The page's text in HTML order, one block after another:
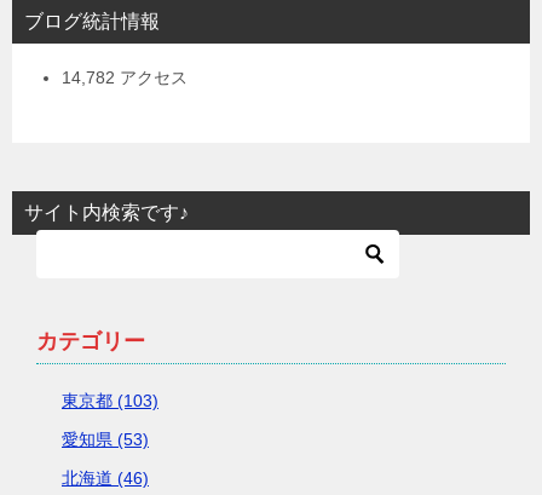
ブログ統計情報
14,782 アクセス
サイト内検索です♪
カテゴリー
東京都 (103)
愛知県 (53)
北海道 (46)